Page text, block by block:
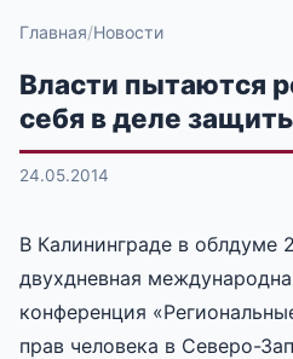
Главная Новости
Власти пытаются
себя в деле
24.05.2014
В Калининграде в облдуме
двухдневная
конференция
прав человека в Северо-